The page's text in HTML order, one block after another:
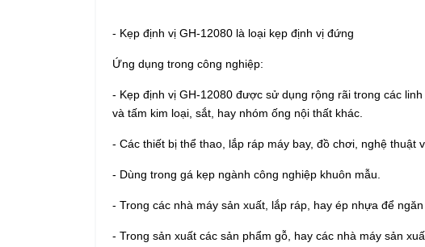
- Kẹp định vị GH-12080 là loại kẹp định vị đứng
Ứng dụng trong công nghiệp:
- Kẹp định vị GH-12080 được sử dụng rộng rãi trong các
và tấm kim loại, sắt, hay nhóm ống nội thất khác.
- Các thiết bị thể thao, lắp ráp máy bay, đồ chơi, nghệ thuật
- Dùng trong gá kẹp ngành công nghiệp khuôn mẫu.
- Trong các nhà máy sản xuất, lắp ráp, hay ép nhựa để
- Trong sản xuất các sản phẩm gỗ, hay các nhà máy sản